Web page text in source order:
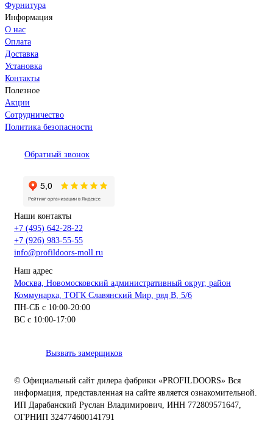
Фурнитура
Информация
О нас
Оплата
Доставка
Установка
Контакты
Полезное
Акции
Сотрудничество
Политика безопасности
Обратный звонок
Наши контакты
+7 (495) 642-28-22
+7 (926) 983-55-55
info@profildoors-moll.ru
Наш адрес
Москва, Новомосковский административный округ, район
Коммунарка, ТОГК Славянский Мир, ряд В, 5/6
ПН-СБ с 10:00-20:00
ВС с 10:00-17:00
Вызвать замерщиков
© Официальный сайт дилера фабрики «PROFILDOORS» Вся
информация, представленная на сайте является ознакомительной.
ИП Дарабанский Руслан Владимирович, ИНН 772809571647,
ОГРНИП 324774600141791